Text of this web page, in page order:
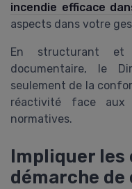
incendie efficace
aspects dans votre
En structurant et
documentaire, le
seulement de la
réactivité face aux
normatives.
Impliquer les
démarche